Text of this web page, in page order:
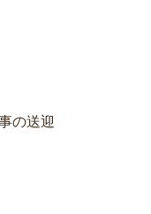
の送迎